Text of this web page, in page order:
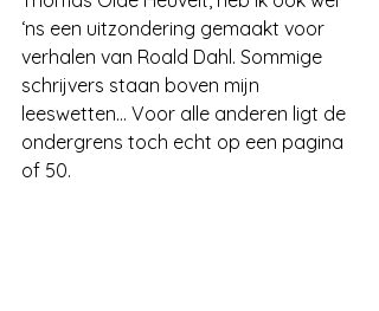
‘ns een uitzondering gemaakt voor
verhalen van Roald Dahl. Sommige
schrijvers staan boven mijn
leeswetten… Voor alle anderen ligt de
ondergrens toch echt op een pagina
of 50.